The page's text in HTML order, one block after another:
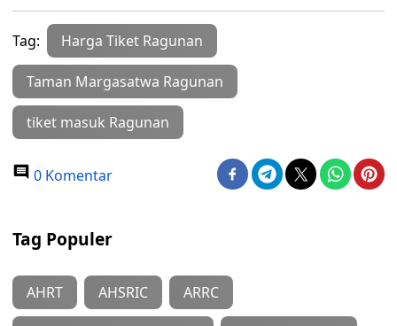
Tag: Harga Tiket Ragunan
Taman Margasatwa Ragunan
tiket masuk Ragunan
0 Komentar
Tag Populer
AHRT AHSRIC ARRC